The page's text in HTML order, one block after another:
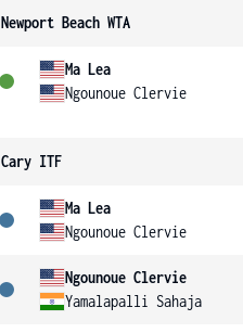
Newport Beach WTA
Ma Lea
Ngounoue Clervie
Cary ITF
Ma Lea
Ngounoue Clervie
Ngounoue Clervie
Yamalapalli Sahaja